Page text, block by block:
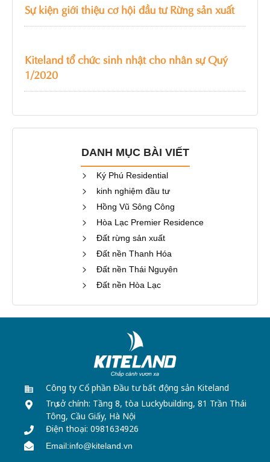
Sự kiện giới thiệu cơ hội đầu tư Rừng sản xuất
Kiteland tổ chức sinh nhật cho nhân sự Quý
1/2020
DANH MỤC BÀI VIẾT
Ký Phú Residential
kinh nghiệm đầu tư
Hồng Vũ Sông Công
Hòa Lạc Premier Residence
Đất rừng sản xuất
Đất nền Thanh Hóa
Đất nền Thái Nguyên
Đất nền Hòa Lạc
Công ty Cổ phần Đầu tư bất động sản Kiteland
Trụ sở chính: Tầng 8, tòa Luckybuilding, 81 Trần Thái
Tông, Cầu Giấy, Hà Nội
Điện thoại: 0981634926
Email:info@kiteland.vn